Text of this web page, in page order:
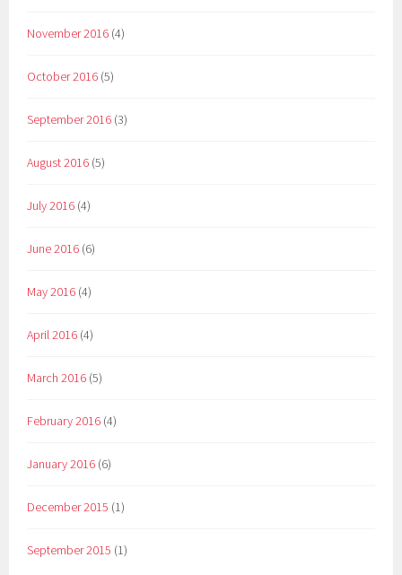
November 2016 (4)
October 2016 (5)
September 2016 (3)
August 2016 (5)
July 2016 (4)
June 2016 (6)
May 2016 (4)
April 2016 (4)
March 2016 (5)
February 2016 (4)
January 2016 (6)
December 2015 (1)
September 2015 (1)